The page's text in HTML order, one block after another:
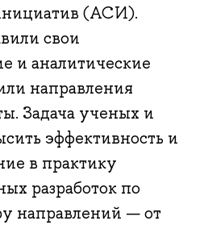
(АСИ).
свои
и аналитические
направления
Задача ученых и
эффективность и
в практику
разработок по
направлений — от